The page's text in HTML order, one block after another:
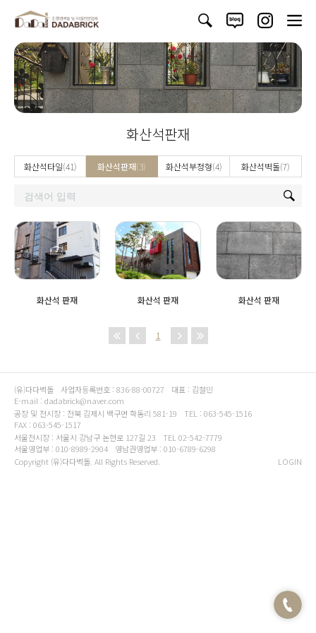
화산석판재
화산석타일(41) 화산석판재(3) 화산석부정형(4) 화산석벽돌(7)
화산석 판재 화산석 판재 화산석 판재
1
(유)다다벽돌 사업자등록번호 : 836-88-00727
대표 : 김철민
E-mail : dadabrick@naver.com
공장 및 전시장 : 전북 김제시 백구면 학동리 581-19
TEL : 063-545-1516
FAX : 063-545-1517
서울전시장 : 서울시 강남구 논현로 127길 23
TEL 02-542-7779
서울영업부 : 010-8989-2904
영남권영업부 : 010-6789-6298
Copyright (유)다다벽돌. All Rights Reserved.
LOGIN